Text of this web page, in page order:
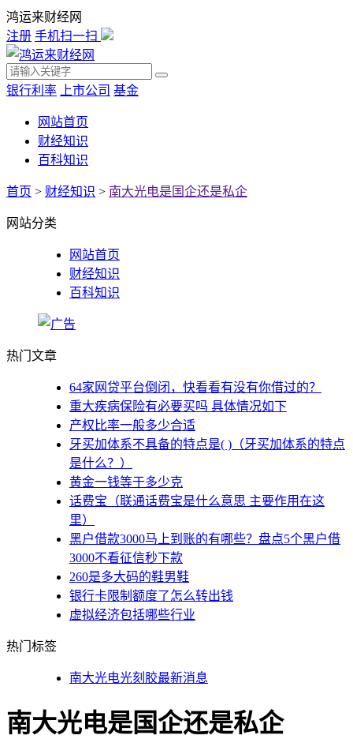
鸿运来财经网
注册 手机扫一扫
银行利率 上市公司 基金
网站首页
财经知识
百科知识
首页 > 财经知识 > 南大光电是国企还是私企
网站分类
网站首页
财经知识
百科知识
热门文章
64家网贷平台倒闭，快看看有没有你借过的？
重大疾病保险有必要买吗 具体情况如下
产权比率一般多少合适
牙买加体系不具备的特点是( )（牙买加体系的特点
是什么？）
黄金一钱等于多少克
话费宝（联通话费宝是什么意思 主要作用在这
里）
黑户借款3000马上到账的有哪些？盘点5个黑户借
3000不看征信秒下款
260是多大码的鞋男鞋
银行卡限制额度了怎么转出钱
虚拟经济包括哪些行业
热门标签
南大光电光刻胶最新消息
南大光电是国企还是私企